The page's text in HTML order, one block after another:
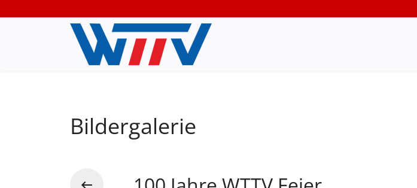
Bildergalerie